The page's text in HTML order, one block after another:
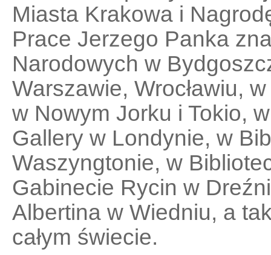
Miasta Krakowa i
Prace Jerzego Panka
Narodowych w
Warszawie, Wrocławiu,
w Nowym Jorku i Tokio,
Gallery w Londynie, w
Waszyngtonie, w
Gabinecie Rycin w
Albertina w Wiedniu, a
całym świecie.